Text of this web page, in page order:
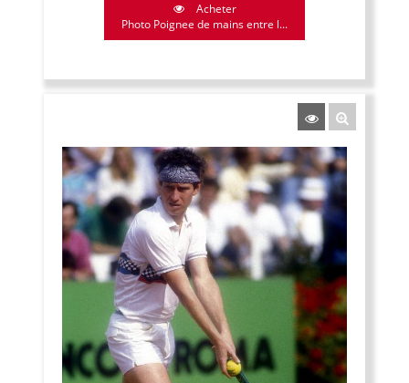
Acheter
Photo Poignee de mains entre l...